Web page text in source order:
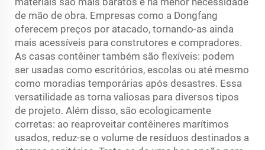
de mão de obra. Empresas como a Dongfang
oferecem preços por atacado, tornando-as ainda
mais acessíveis para construtores e compradores.
As casas contêiner também são flexíveis: podem
ser usadas como escritórios, escolas ou até mesmo
como moradias temporárias após desastres. Essa
versatilidade as torna valiosas para diversos tipos
de projeto. Além disso, são ecologicamente
corretas: ao reaproveitar contêineres marítimos
usados, reduz-se o volume de resíduos destinados a